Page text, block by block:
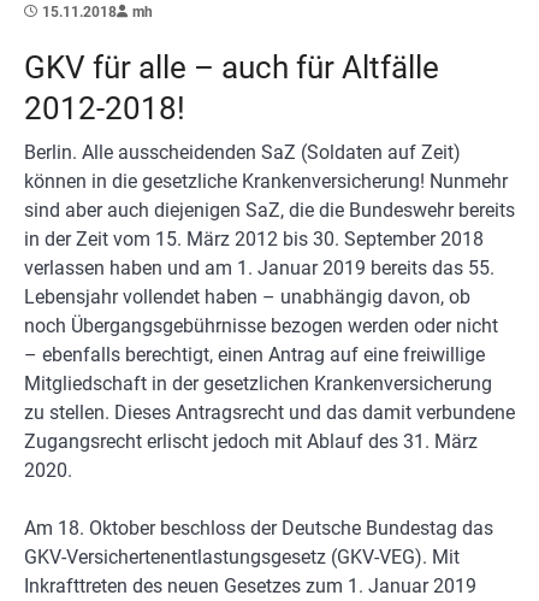
15.11.2018 mh
GKV für alle – auch für Altfälle
2012-2018!
Berlin. Alle ausscheidenden SaZ (Soldaten auf Zeit)
können in die gesetzliche Krankenversicherung! Nunmehr
sind aber auch diejenigen SaZ, die die Bundeswehr bereits
in der Zeit vom 15. März 2012 bis 30. September 2018
verlassen haben und am 1. Januar 2019 bereits das 55.
Lebensjahr vollendet haben – unabhängig davon, ob
noch Übergangsgebührnisse bezogen werden oder nicht
– ebenfalls berechtigt, einen Antrag auf eine freiwillige
Mitgliedschaft in der gesetzlichen Krankenversicherung
zu stellen. Dieses Antragsrecht und das damit verbundene
Zugangsrecht erlischt jedoch mit Ablauf des 31. März
2020.
Am 18. Oktober beschloss der Deutsche Bundestag das
GKV-Versichertenentlastungsgesetz (GKV-VEG). Mit
Inkrafttreten des neuen Gesetzes zum 1. Januar 2019